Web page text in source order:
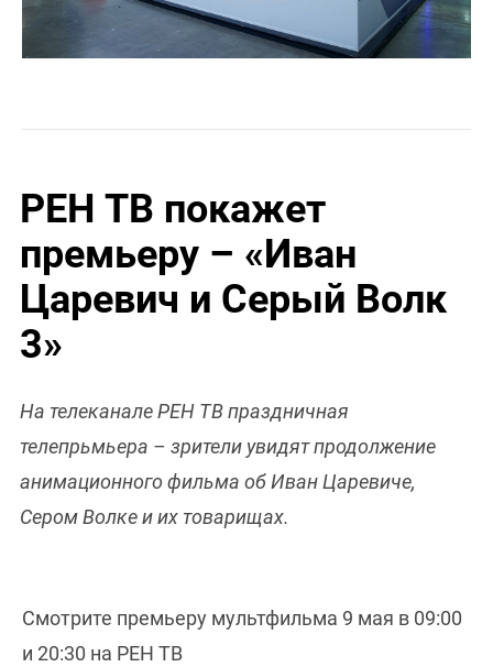
РЕН ТВ покажет
премьеру – «Иван
Царевич и Серый Волк
3»
На телеканале РЕН ТВ праздничная
телепрьмьера – зрители увидят продолжение
анимационного фильма об Иван Царевиче,
Сером Волке и их товарищах.
Смотрите премьеру мультфильма 9 мая в 09:00
и 20:30 на РЕН ТВ